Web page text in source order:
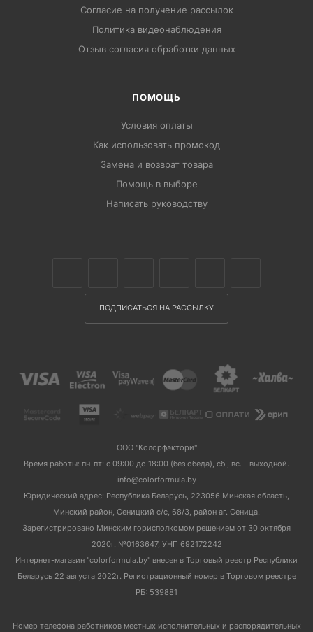
Согласие на получение рассылок
Политика видеонаблюдения
Отзыв согласия обработки данных
ПОМОЩЬ
Условия оплаты
Как использовать промокод
Замена и возврат товара
Помощь в выборе
Написать руководству
ПОДПИСАТЬСЯ НА РАССЫЛКУ
ООО "Колорфэктори"
Время работы: пн-пт: с 09:00 до 18:00 (без обеда), сб., вс. - выходной.
info@colorformula.by
Юридический адрес: Республика Беларусь, 223056 Минская область,
Минский район, Сеницкий с/с, 68/3, район аг. Сеница.
Зарегистрировано Минским горисполкомом решением от 30 октября
2020г. №0163647, УНП 692172242
Интернет-магазин "colorformula.by" внесен в Торговый реестр Республики
Беларусь 22 августа 2022г. Регистрационный номер в Торговом реестре
РБ: 539881
Номер телефона работников местных исполнительных и распорядительных